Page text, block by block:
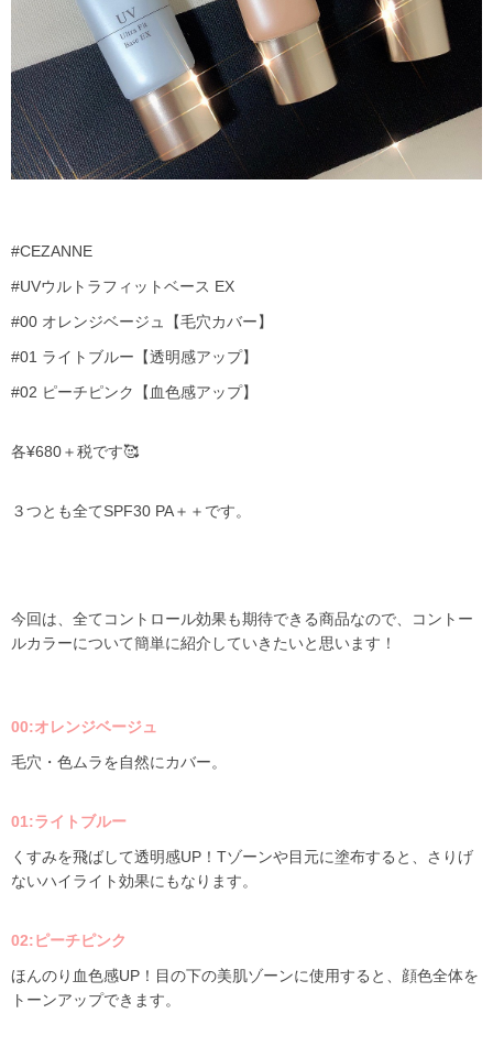
#CEZANNE
#UVウルトラフィットベース EX
#00 オレンジベージュ【毛穴カバー】
#01 ライトブルー【透明感アップ】
#02 ピーチピンク【血色感アップ】
各¥680＋税です🥰
３つとも全てSPF30 PA＋＋です。
今回は、全てコントロール効果も期待できる商品なので、コントー
ルカラーについて簡単に紹介していきたいと思います！
00:オレンジベージュ
毛穴・色ムラを自然にカバー。
01:ライトブルー
くすみを飛ばして透明感UP！Tゾーンや目元に塗布すると、さりげ
ないハイライト効果にもなります。
02:ピーチピンク
ほんのり血色感UP！目の下の美肌ゾーンに使用すると、顔色全体を
トーンアップできます。